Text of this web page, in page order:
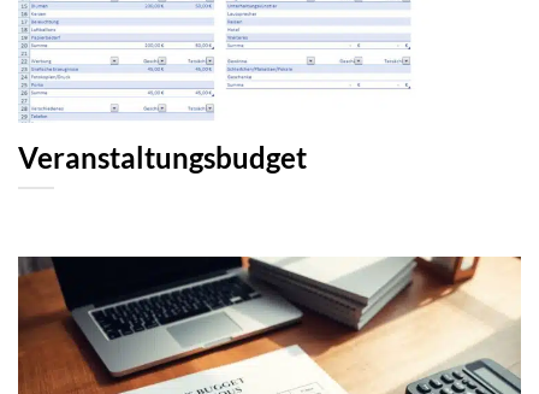
Veranstaltungsbudget